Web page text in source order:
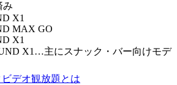
み
X1
MAX GO
X1
X1 …主にスナック・バー向けモデ
ビデオ観放題とは